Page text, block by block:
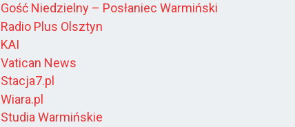
Gość Niedzielny – Posłaniec Warmiński
Radio Plus Olsztyn
KAI
Vatican News
Stacja7.pl
Wiara.pl
Studia Warmińskie